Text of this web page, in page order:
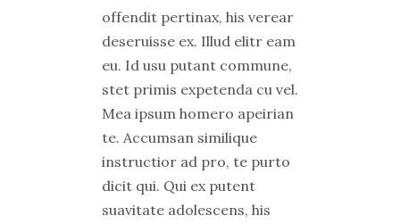
offendit pertinax, his verear
deseruisse ex. Illud elitr eam
eu. Id usu putant commune,
stet primis expetenda cu vel.
Mea ipsum homero apeirian
te. Accumsan similique
instructior ad pro, te purto
dicit qui. Qui ex putent
suavitate adolescens, his